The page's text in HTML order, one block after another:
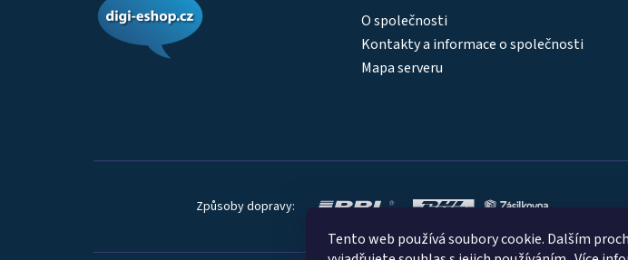
Tento web používá soubory cookie. Dalším
O společnosti
Kontakty a informace o společnosti
Mapa serveru
Způsoby dopravy: